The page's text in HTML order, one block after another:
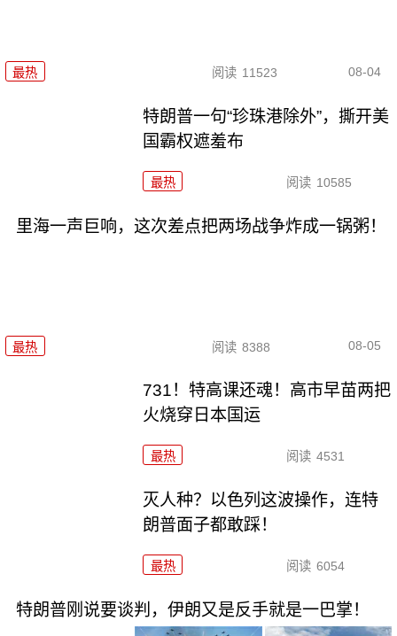
最热 阅读 11523 08-04
特朗普一句“珍珠港除外”，撕开美
国霸权遮羞布
最热 阅读 10585
里海一声巨响，这次差点把两场战争炸成一锅粥！
最热 阅读 8388 08-05
731！特高课还魂！高市早苗两把
火烧穿日本国运
最热 阅读 4531
灭人种？以色列这波操作，连特
朗普面子都敢踩！
最热 阅读 6054
特朗普刚说要谈判，伊朗又是反手就是一巴掌！